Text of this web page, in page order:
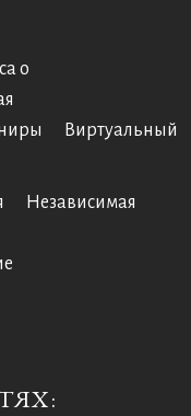
о
Виртуальный
Независимая